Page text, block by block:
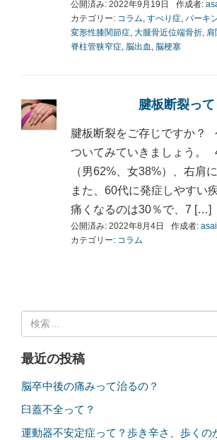
公開済み: 2022年9月19日 作成者:
カテゴリー: コラム すべり症 パーキ
変形性膝関節症 大腿骨近位端骨折
脊柱管狭窄症 脳出血 脳梗塞
腱板断裂って
腱板断裂をご存じですか？
ついてみていきましょう。
（男62%、女38%）、右肩
また、60代に発症しやすい
痛くなるのは30％で、7 […]
公開済み: 2022年8月4日 作成者:
カテゴリー: コラム
索:
最近の投稿
脳卒中後の痛みって治るの？
臼蓋不全って？
運動器不安定症って？歩き辛さ、歩くの